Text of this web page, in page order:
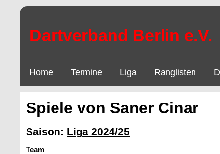
Dartverband Berlin e.V.
Home Termine Liga Ranglisten
Spiele von Saner Cinar
Saison: Liga 2024/25
Team